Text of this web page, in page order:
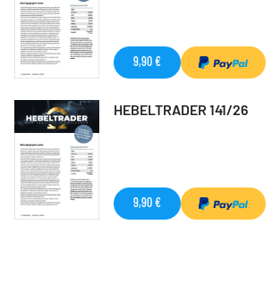
9,90 €
HEBELTRADER 141/26
9,90 €